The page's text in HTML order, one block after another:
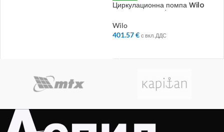
Циркулационна помпа Wilo
Wilo
401.57€ с вкл. ДДС